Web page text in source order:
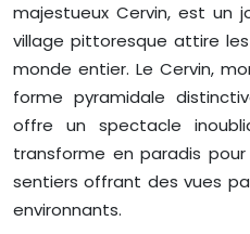
majestueux Cervin, est un
village pittoresque attire
monde entier. Le Cervin,
forme pyramidale
offre un spectacle
transforme en paradis
sentiers offrant des vues
environnants.